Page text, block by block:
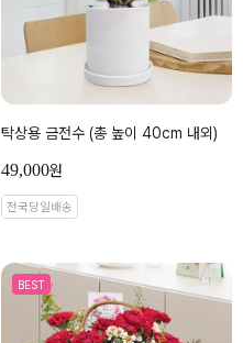
탁상용 금전수 (총 높이 40cm 내외)
49,000원
전국당일배송
BEST